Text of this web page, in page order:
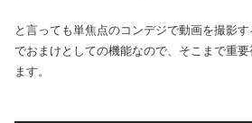
と言っても単焦点のコンデジで動画を撮影
でおまけとしての機能なので、そこまで重
ます。